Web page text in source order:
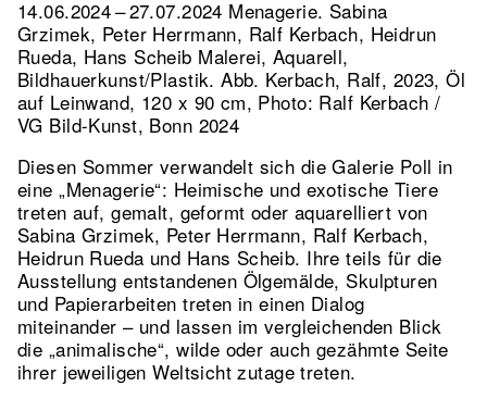
14.06.2024 – 27.07.2024 Menagerie. Sabina
Grzimek, Peter Herrmann, Ralf Kerbach, Heidrun
Rueda, Hans Scheib Malerei, Aquarell,
Bildhauerkunst/Plastik.Abb. Kerbach, Ralf, 2023, Öl
auf Leinwand, 120 x 90 cm, Photo: Ralf Kerbach /
VG Bild-Kunst, Bonn 2024
Diesen Sommer verwandelt sich die Galerie Poll in
eine „Menagerie“: Heimische und exotische Tiere
treten auf, gemalt, geformt oder aquarelliert von
Sabina Grzimek, Peter Herrmann, Ralf Kerbach,
Heidrun Rueda und Hans Scheib. Ihre teils für die
Ausstellung entstandenen Ölgemälde, Skulpturen
und Papierarbeiten treten in einen Dialog
miteinander – und lassen im vergleichenden Blick
die „animalische“, wilde oder auch gezähmte Seite
ihrer jeweiligen Weltsicht zutage treten.